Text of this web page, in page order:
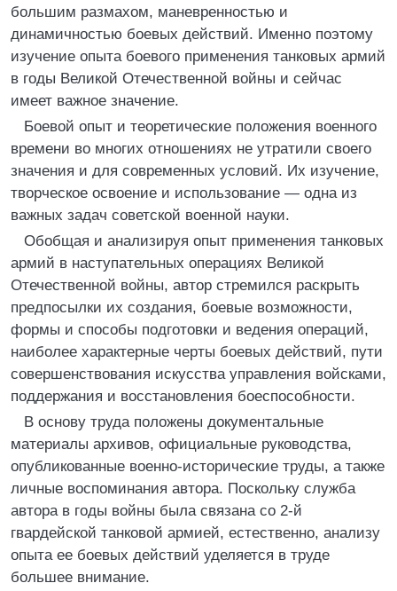
большим размахом, маневренностью и
динамичностью боевых действий. Именно поэтому
изучение опыта боевого применения танковых армий
в годы Великой Отечественной войны и сейчас
имеет важное значение.
Боевой опыт и теоретические положения военного
времени во многих отношениях не утратили своего
значения и для современных условий. Их изучение,
творческое освоение и использование — одна из
важных задач советской военной науки.
Обобщая и анализируя опыт применения танковых
армий в наступательных операциях Великой
Отечественной войны, автор стремился раскрыть
предпосылки их создания, боевые возможности,
формы и способы подготовки и ведения операций,
наиболее характерные черты боевых действий, пути
совершенствования искусства управления войсками,
поддержания и восстановления боеспособности.
В основу труда положены документальные
материалы архивов, официальные руководства,
опубликованные военно-исторические труды, а также
личные воспоминания автора. Поскольку служба
автора в годы войны была связана со 2-й
гвардейской танковой армией, естественно, анализу
опыта ее боевых действий уделяется в труде
большее внимание.